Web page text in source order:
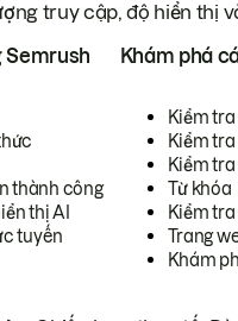
truy cập, độ hiển thị
Semrush
thành công
thị AI
tuyến
Khám phá
Kiểm
Kiểm tra
Kiểm
Từ khóa
Kiểm
Trang
Khám